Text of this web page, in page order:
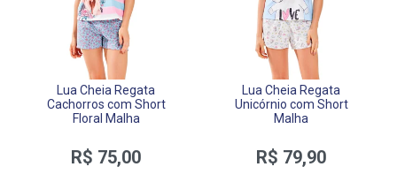
Lua Cheia Regata
Cachorros com Short
Floral Malha
R$ 75,00
Lua Cheia Regata
Unicórnio com Short
Malha
R$ 79,90